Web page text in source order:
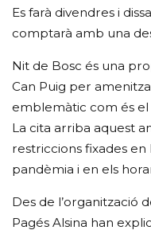
Es farà divendres i
comptarà amb una
Nit de Bosc és una
Can Puig per
emblemàtic com és el
La cita arriba aquest
restriccions fixades
pandèmia i en els
Des de l’organització
Pagés Alsina han